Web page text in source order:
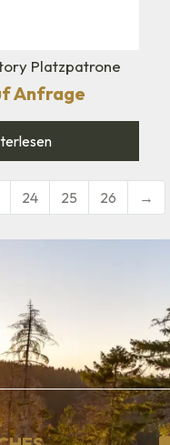
Platzpatrone
Anfrage
24 25 26 →